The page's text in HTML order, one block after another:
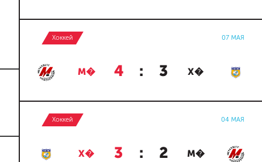
Хоккей 07 МАЯ
М� 4 : 3 Х�
Хоккей 04 МАЯ
Х� 3 : 2 М�